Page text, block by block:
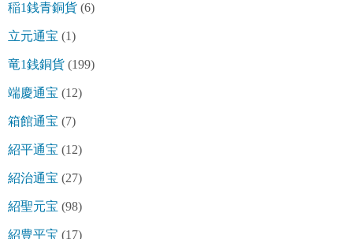
稲1銭青銅貨 (6)
立元通宝 (1)
竜1銭銅貨 (199)
端慶通宝 (12)
箱館通宝 (7)
紹平通宝 (12)
紹治通宝 (27)
紹聖元宝 (98)
紹豊平宝 (17)